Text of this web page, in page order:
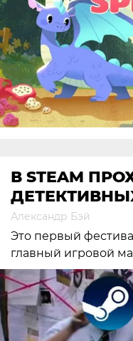
В STEAM
Александр Бэй
Это первый
главный игровой